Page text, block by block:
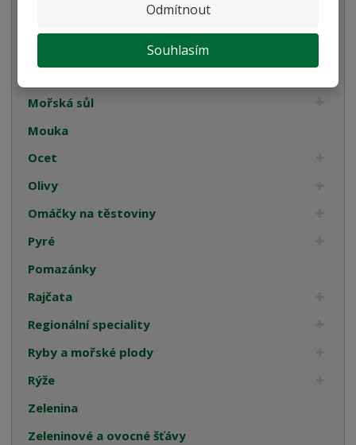
Odmítnout
Souhlasím
Mořská sůl
Mouka
Ocet
Olivy
Omáčky na těstoviny
Pyré
Pomazánky
Rajčata
Regionální speciality
Ryby a mořské plody
Rýže
Zelenina
Zeleninové a ovocné šťávy